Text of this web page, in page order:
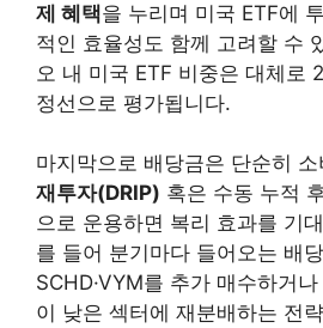
제 혜택을 누리며 미국 ETF에
적인 효율성도 함께 고려할 수
오 내 미국 ETF 비중은 대체로
정선으로 평가됩니다.
마지막으로 배당금은 단순히
재투자(DRIP) 혹은 수동 누적
으로 운용하면 복리 효과를 기
를 들어 분기마다 들어오는 배
SCHD·VYM를 추가 매수하거
이 낮은 섹터에 재분배하는 전